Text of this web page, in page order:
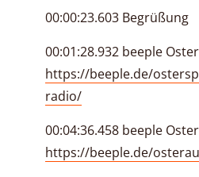
00:00:23.603 Begrüßung
00:01:28.932 beeple
https://beeple.de/
radio/
00:04:36.458 beeple
https://beeple.de/